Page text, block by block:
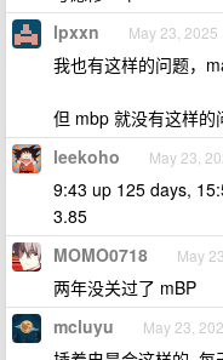
lpxxn May 23, 2025
我也有这样的问题，
但 mbp 就没有这样的
leekoho May 23,
9:43 up 125 days,
3.85
MOMO0718 May
两年没关过了 mBP
mcluyu May 23,